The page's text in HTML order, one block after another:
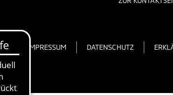
IMPRESSUM DATENSCHUTZ